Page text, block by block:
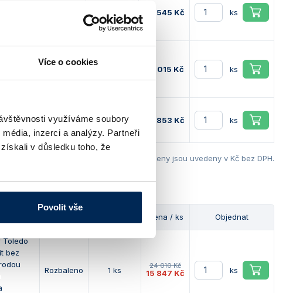
Více o cookies
využíváme soubory
inzerci a analýzy. Partneři
v důsledku toho, že
Povolit vše
34 545 Kč ks
balíčkem
36 015 Kč ks
standardem 84
kufříkem
37 853 Kč ks
Ceny jsou uvedeny v Kč bez DPH.
Cena / ks Objednat
Toledo
bez
Rozbaleno 1 ks 24 010 Kč
15 847 Kč ks